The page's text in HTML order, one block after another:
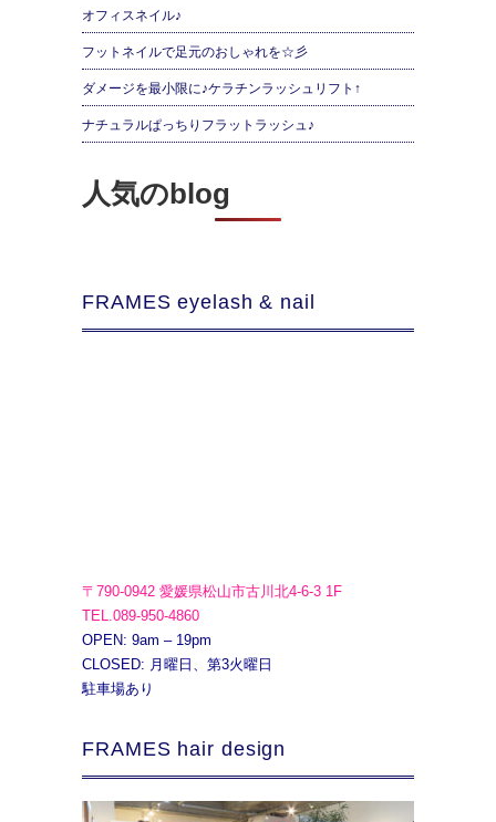
オフィスネイル♪
フットネイルで足元のおしゃれを☆彡
ダメージを最小限に♪ケラチンラッシュリフト↑
ナチュラルぱっちりフラットラッシュ♪
人気のblog
FRAMES eyelash & nail
〒790-0942 愛媛県松山市古川北4-6-3 1F
TEL.089-950-4860
OPEN: 9am – 19pm
CLOSED: 月曜日、第3火曜日
駐車場あり
FRAMES hair design